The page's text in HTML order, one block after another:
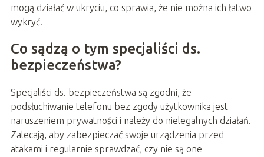
mogą działać w ukryciu, co sprawia, że nie można ich łatwo
wykryć.
Co sądzą o tym specjaliści ds.
bezpieczeństwa?
Specjaliści ds. bezpieczeństwa są zgodni, że
podsłuchiwanie telefonu bez zgody użytkownika jest
naruszeniem prywatności i należy do nielegalnych działań.
Zalecają, aby zabezpieczać swoje urządzenia przed
atakami i regularnie sprawdzać, czy nie są one